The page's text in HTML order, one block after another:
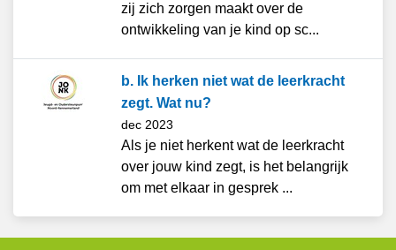
zij zich zorgen maakt over de
ontwikkeling van je kind op sc...
b. Ik herken niet wat de leerkracht
zegt. Wat nu?
dec 2023
Als je niet herkent wat de leerkracht
over jouw kind zegt, is het belangrijk
om met elkaar in gesprek ...